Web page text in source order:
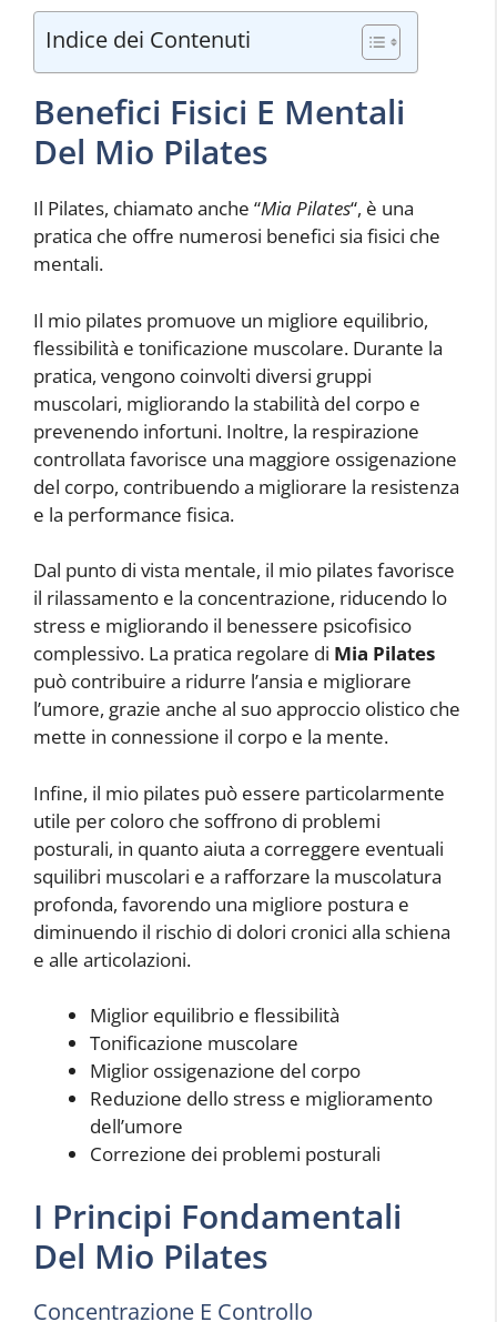
Indice dei Contenuti
Benefici Fisici E Mentali
Del Mio Pilates
Il Pilates, chiamato anche “Mia Pilates“, è una
pratica che offre numerosi benefici sia fisici che
mentali.
Il mio pilates promuove un migliore equilibrio,
flessibilità e tonificazione muscolare. Durante la
pratica, vengono coinvolti diversi gruppi
muscolari, migliorando la stabilità del corpo e
prevenendo infortuni. Inoltre, la respirazione
controllata favorisce una maggiore ossigenazione
del corpo, contribuendo a migliorare la resistenza
e la performance fisica.
Dal punto di vista mentale, il mio pilates favorisce
il rilassamento e la concentrazione, riducendo lo
stress e migliorando il benessere psicofisico
complessivo. La pratica regolare di Mia Pilates
può contribuire a ridurre l’ansia e migliorare
l’umore, grazie anche al suo approccio olistico che
mette in connessione il corpo e la mente.
Infine, il mio pilates può essere particolarmente
utile per coloro che soffrono di problemi
posturali, in quanto aiuta a correggere eventuali
squilibri muscolari e a rafforzare la muscolatura
profonda, favorendo una migliore postura e
diminuendo il rischio di dolori cronici alla schiena
e alle articolazioni.
Miglior equilibrio e flessibilità
Tonificazione muscolare
Miglior ossigenazione del corpo
Reduzione dello stress e miglioramento
dell’umore
Correzione dei problemi posturali
I Principi Fondamentali
Del Mio Pilates
Concentrazione E Controllo